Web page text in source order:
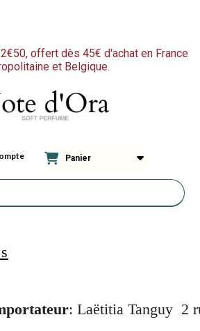
offert dès 45€ d'achat en France
et Belgique.
Panier
: Laëtitia Tanguy 2